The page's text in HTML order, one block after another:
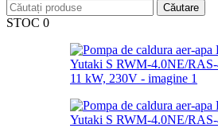
Căutare
STOC 0